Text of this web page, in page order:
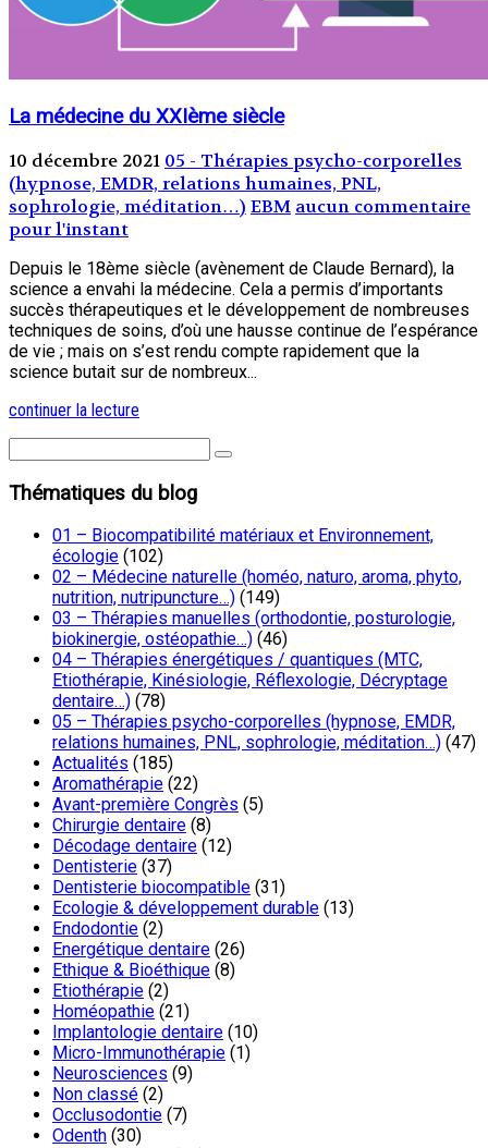
La médecine du XXIème siècle
10 décembre 2021 05 - Thérapies psycho-corporelles
(hypnose, EMDR, relations humaines, PNL,
sophrologie, méditation…) EBM aucun commentaire
pour l'instant
Depuis le 18ème siècle (avènement de Claude Bernard), la
science a envahi la médecine. Cela a permis d’importants
succès thérapeutiques et le développement de nombreuses
techniques de soins, d’où une hausse continue de l’espérance
de vie ; mais on s’est rendu compte rapidement que la
science butait sur de nombreux...
continuer la lecture
Thématiques du blog
01 – Biocompatibilité matériaux et Environnement,
écologie (102)
02 – Médecine naturelle (homéo, naturo, aroma, phyto,
nutrition, nutripuncture…) (149)
03 – Thérapies manuelles (orthodontie, posturologie,
biokinergie, ostéopathie…) (46)
04 – Thérapies énergétiques / quantiques (MTC,
Etiothérapie, Kinésiologie, Réflexologie, Décryptage
dentaire…) (78)
05 – Thérapies psycho-corporelles (hypnose, EMDR,
relations humaines, PNL, sophrologie, méditation…) (47)
Actualités (185)
Aromathérapie (22)
Avant-première Congrès (5)
Chirurgie dentaire (8)
Décodage dentaire (12)
Dentisterie (37)
Dentisterie biocompatible (31)
Ecologie & développement durable (13)
Endodontie (2)
Energétique dentaire (26)
Ethique & Bioéthique (8)
Etiothérapie (2)
Homéopathie (21)
Implantologie dentaire (10)
Micro-Immunothérapie (1)
Neurosciences (9)
Non classé (2)
Occlusodontie (7)
Odenth (30)